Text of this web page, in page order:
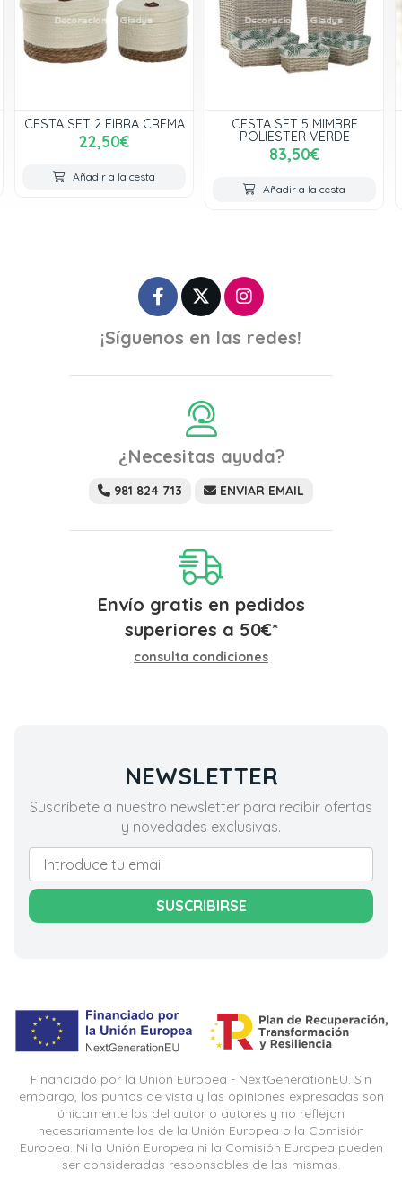
CESTA SET 2 FIBRA CREMA
22,50€
Añadir a la cesta
CESTA SET 5 MIMBRE
POLIESTER VERDE
83,50€
Añadir a la cesta
¡Síguenos en las redes!
¿Necesitas ayuda?
981 824 713 ENVIAR EMAIL
Envío gratis en pedidos
superiores a 50€*
consulta condiciones
NEWSLETTER
Suscríbete a nuestro newsletter para recibir ofertas
y novedades exclusivas.
SUSCRIBIRSE
Financiado por la Unión Europea - NextGenerationEU. Sin
embargo, los puntos de vista y las opiniones expresadas son
únicamente los del autor o autores y no reflejan
necesariamente los de la Unión Europea o la Comisión
Europea. Ni la Unión Europea ni la Comisión Europea pueden
ser consideradas responsables de las mismas.